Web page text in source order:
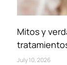
Mitos y
July 10, 2026